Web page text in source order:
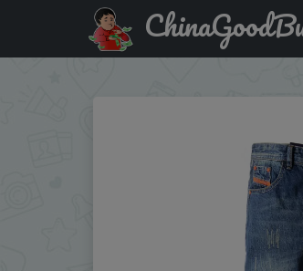
Акція на Мужские Прямые рваные